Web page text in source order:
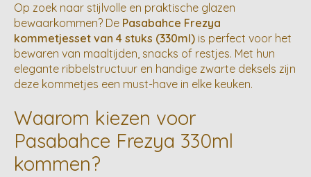
Op zoek naar stijlvolle en praktische glazen
bewaarkommen? De Pasabahce Frezya
kommetjesset van 4 stuks (330ml) is perfect voor het
bewaren van maaltijden, snacks of restjes. Met hun
elegante ribbelstructuur en handige zwarte deksels zijn
deze kommetjes een must-have in elke keuken.
Waarom kiezen voor
Pasabahce Frezya 330ml
kommen?